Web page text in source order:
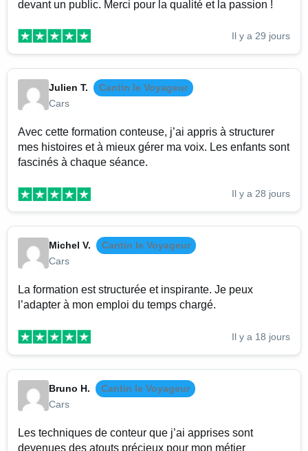
devant un public. Merci pour la qualité et la passion !
Il y a 29 jours
Julien T.
Cantin le Voyageur
Cars
Avec cette formation conteuse, j’ai appris à structurer
mes histoires et à mieux gérer ma voix. Les enfants sont
fascinés à chaque séance.
Il y a 28 jours
Michel V.
Cantin le Voyageur
Cars
La formation est structurée et inspirante. Je peux
l’adapter à mon emploi du temps chargé.
Il y a 18 jours
Bruno H.
Cantin le Voyageur
Cars
Les techniques de conteur que j’ai apprises sont
devenues des atouts précieux pour mon métier